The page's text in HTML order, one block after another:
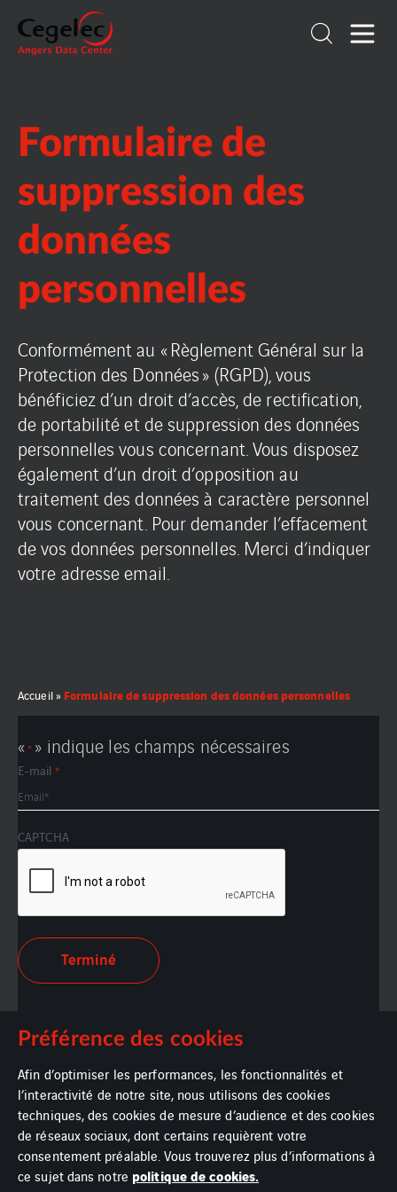
Formulaire de
suppression des
données
personnelles
Conformément au « Règlement Général sur la
Protection des Données » (RGPD), vous
bénéficiez d’un droit d’accès, de rectification,
de portabilité et de suppression des données
personnelles vous concernant. Vous disposez
également d’un droit d’opposition au
traitement des données à caractère personnel
vous concernant. Pour demander l’effacement
de vos données personnelles. Merci d’indiquer
votre adresse email.
Accueil» Formulaire de suppression des données personnelles
«* » indique les champs nécessaires
E-mail *
CAPTCHA
Préférence des cookies
Afin d’optimiser les performances, les fonctionnalités et
l’interactivité de notre site, nous utilisons des cookies
techniques, des cookies de mesure d’audience et des cookies
de réseaux sociaux, dont certains requièrent votre
consentement préalable. Vous trouverez plus d’informations à
ce sujet dans notre politique de cookies.